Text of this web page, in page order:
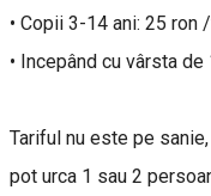
• Copii 3-14 ani: 25 ron
• Incepând cu vârsta
Tariful nu este pe
pot urca 1 sau 2